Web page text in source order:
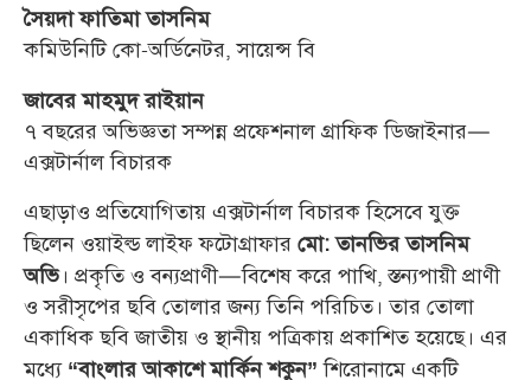
সৈয়দা ফাতিমা তাসনিম
কমিউনিটি কো-অর্ডিনেটর, সায়েন্স বি
জাবের মাহমুদ রাইয়ান
৭ বছরের অভিজ্ঞতা সম্পন্ন প্রফেশনাল গ্রাফিক ডিজাইনার—
এক্সটার্নাল বিচারক
এছাড়াও প্রতিযোগিতায় এক্সটার্নাল বিচারক হিসেবে যুক্ত
ছিলেন ওয়াইল্ড লাইফ ফটোগ্রাফার মো: তানভির তাসনিম
অভি। প্রকৃতি ও বন্যপ্রাণী—বিশেষ করে পাখি, স্তন্যপায়ী প্রাণী
ও সরীসৃপের ছবি তোলার জন্য তিনি পরিচিত। তার তোলা
একাধিক ছবি জাতীয় ও স্থানীয় পত্রিকায় প্রকাশিত হয়েছে। এর
মধ্যে “বাংলার আকাশে মার্কিন শকুন” শিরোনামে একটি